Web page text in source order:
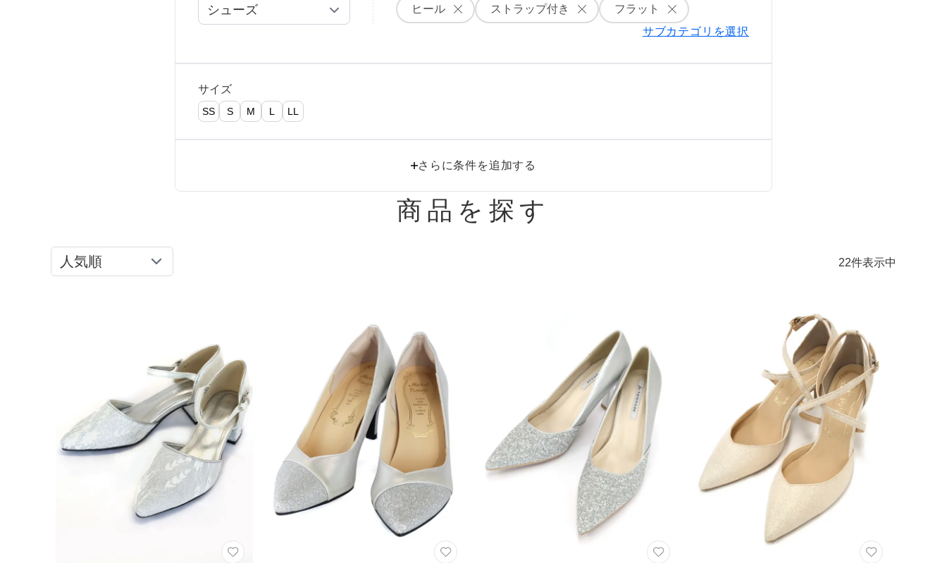
専門家監修 骨格×カラーセット
い！
ご親族・マザードレス風
ワンランク上を叶える謝恩会ドレス
好印象セレモニーコーデ 初めての卒園
式もこれ一着で安心♡
4点セット（ドレス＋小物3点）
ボレロ
バッグ
イヤリング
ベルト
小物セット
リクルートスーツ
ブランド
季節のコンテンツ
セット
骨格＆パーソナルカラーのプロ監修！上
品さを叶える結婚式参列ドレスセット
スーツ
フォーマル
ボーイ（100cm-165cm）
ヒール
ストラップ付き
フラット
サブカテゴリを選択
サイズ
SS S M L LL
さらに条件を追加する
商品を探す
22件表示中